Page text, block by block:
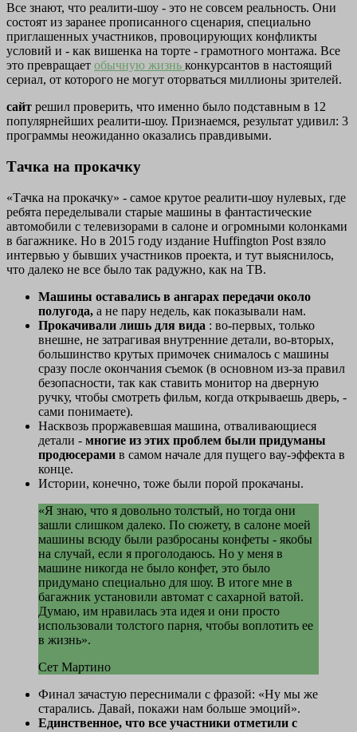
Все знают, что реалити-шоу - это не совсем реальность. Они
состоят из заранее прописанного сценария, специально
приглашенных участников, провоцирующих конфликты
условий и - как вишенка на торте - грамотного монтажа. Все
это превращает обычную жизнь конкурсантов в настоящий
сериал, от которого не могут оторваться миллионы зрителей.
сайт решил проверить, что именно было подставным в 12
популярнейших реалити-шоу. Признаемся, результат удивил: 3
программы неожиданно оказались правдивыми.
Тачка на прокачку
«Тачка на прокачку» - самое крутое реалити-шоу нулевых, где
ребята переделывали старые машины в фантастические
автомобили с телевизорами в салоне и огромными колонками
в багажнике. Но в 2015 году издание Huffington Post взяло
интервью у бывших участников проекта, и тут выяснилось,
что далеко не все было так радужно, как на ТВ.
Машины оставались в ангарах передачи около
полугода, а не пару недель, как показывали нам.
Прокачивали лишь для вида : во-первых, только
внешне, не затрагивая внутренние детали, во-вторых,
большинство крутых примочек снималось с машины
сразу после окончания съемок (в основном из-за правил
безопасности, так как ставить монитор на дверную
ручку, чтобы смотреть фильм, когда открываешь дверь, -
сами понимаете).
Насквозь проржавевшая машина, отваливающиеся
детали - многие из этих проблем были придуманы
продюсерами в самом начале для пущего вау-эффекта в
конце.
Истории, конечно, тоже были порой прокачаны.
«Я знаю, что я довольно толстый, но тогда они
зашли слишком далеко. По сюжету, в салоне моей
машины всюду были разбросаны конфеты - якобы
на случай, если я проголодаюсь. Но у меня в
машине никогда не было конфет, это было
придумано специально для шоу. В итоге мне в
багажник установили автомат с сахарной ватой.
Думаю, им нравилась эта идея и они просто
использовали толстого парня, чтобы воплотить ее
в жизнь».
Сет Мартино
Финал зачастую переснимали с фразой: «Ну мы же
старались. Давай, покажи нам больше эмоций».
Единственное, что все участники отметили с